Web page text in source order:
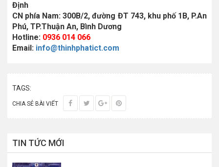
Định
CN phía Nam: 300B/2, đường ĐT 743, khu phố 1B, P.An
Phú, TP.Thuận An, Bình Dương
Hotline: 0936 014 066
Email: info@thinhphatict.com
TAGS:
CHIA SẺ BÀI VIẾT
TIN TỨC MỚI